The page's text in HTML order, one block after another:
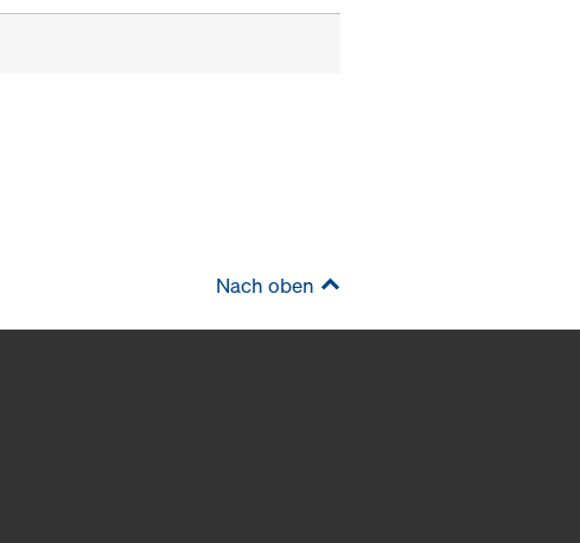
Nach oben